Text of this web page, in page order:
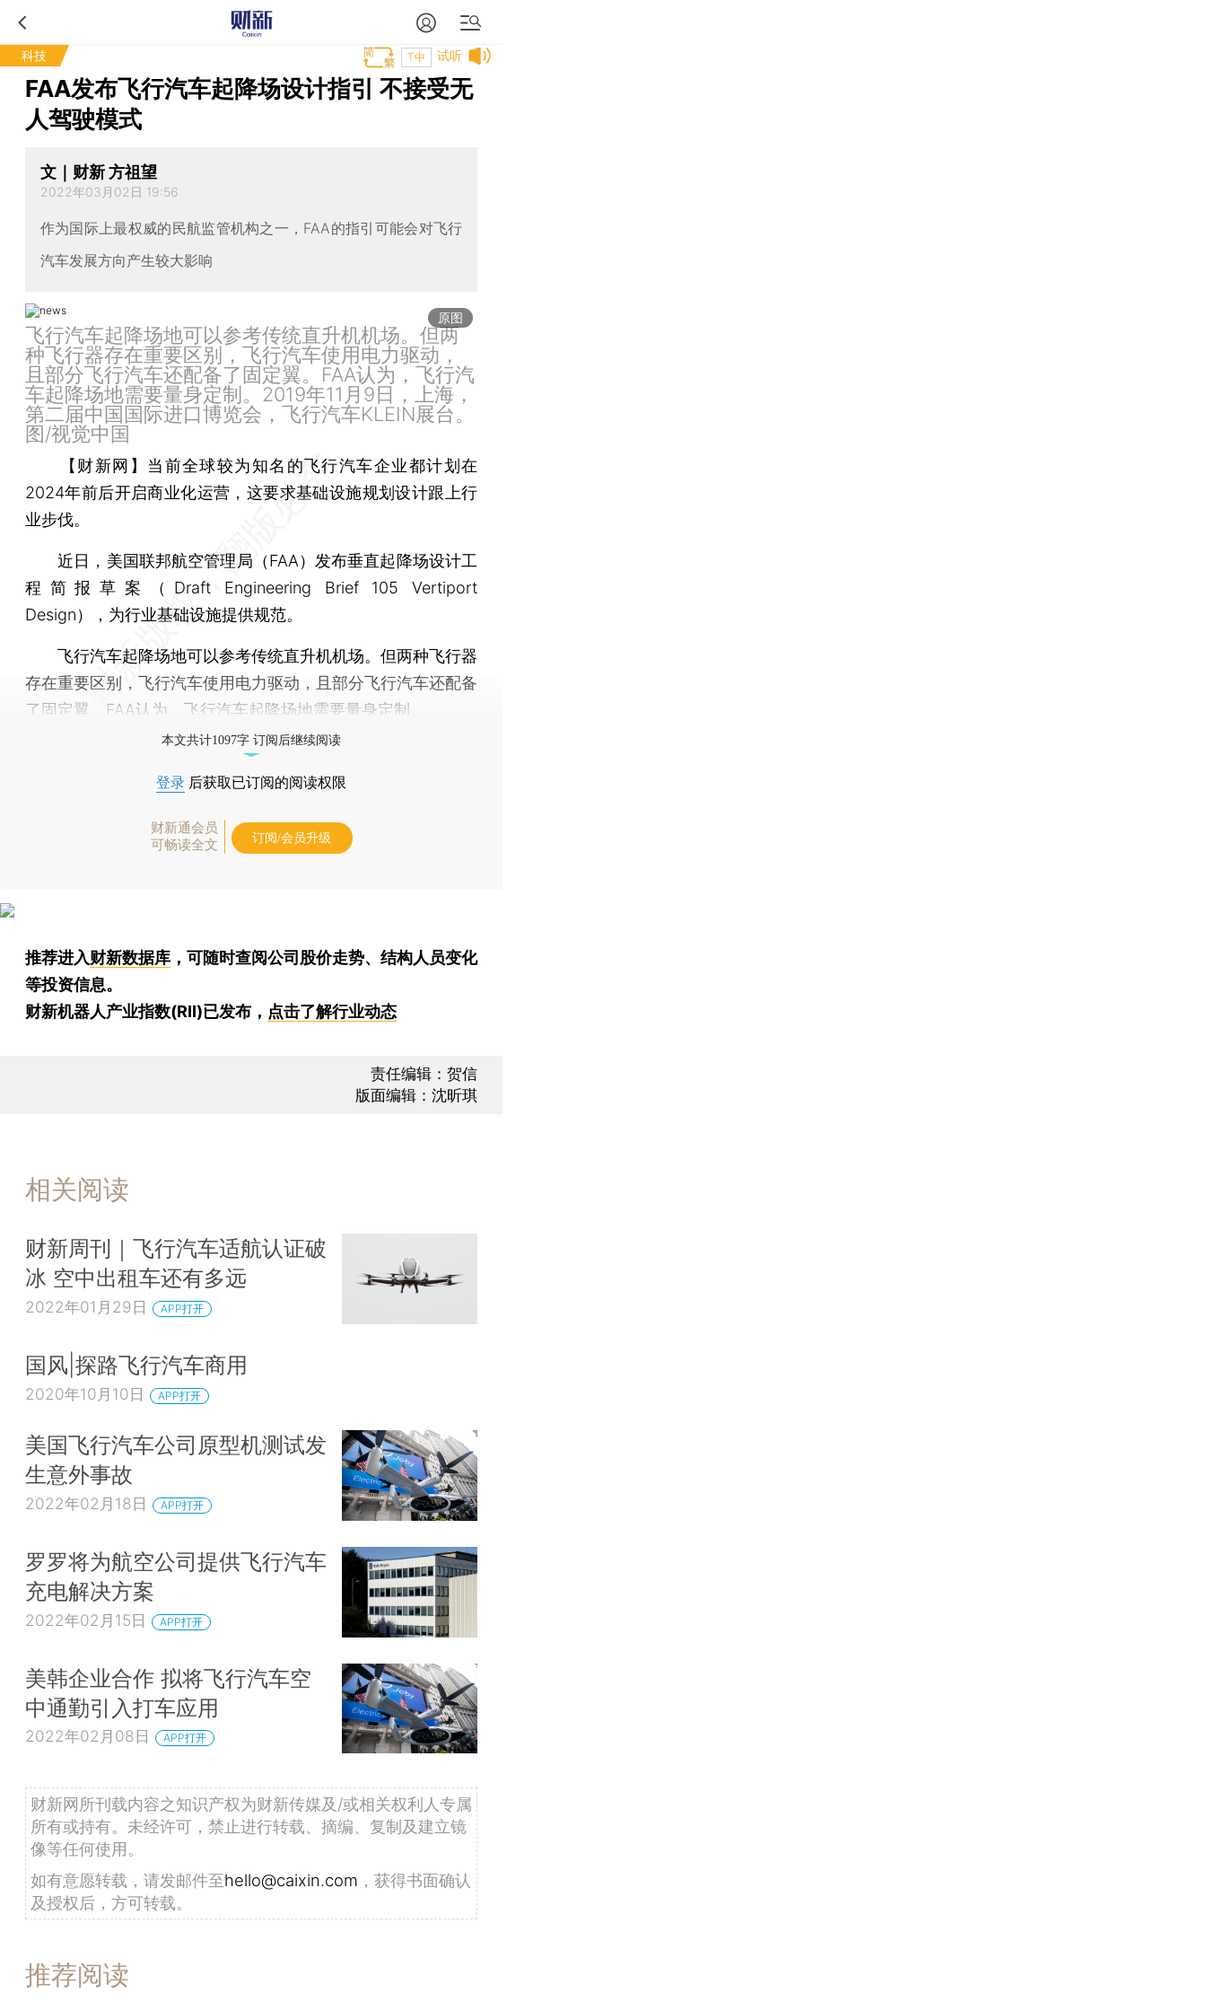
科技 试听
T中
FAA发布飞行汽车起降场设计指引 不接受无
人驾驶模式
文｜财新 方祖望
2022年03月02日 19:56
作为国际上最权威的民航监管机构之一，FAA的指引可能会对飞行
汽车发展方向产生较大影响
原图
飞行汽车起降场地可以参考传统直升机机场。但两
种飞行器存在重要区别，飞行汽车使用电力驱动，
且部分飞行汽车还配备了固定翼。FAA认为，飞行汽
车起降场地需要量身定制。2019年11月9日，上海，
第二届中国国际进口博览会，飞行汽车KLEIN展台。
图/视觉中国
【财新网】 当前全球较为知名的飞行汽车企业都计划在
2024年前后开启商业化运营，这要求基础设施规划设计跟上行
业步伐。
近日，美国联邦航空管理局（FAA）发布垂直起降场设计工
程简报草案（Draft Engineering Brief 105 Vertiport
Design），为行业基础设施提供规范。
飞行汽车起降场地可以参考传统直升机机场。但两种飞行器
存在重要区别，飞行汽车使用电力驱动，且部分飞行汽车还配备
了固定翼。FAA认为，飞行汽车起降场地需要量身定制。
本文共计1097字 订阅后继续阅读
登录 后获取已订阅的阅读权限
财新通会员
可畅读全文
订阅/会员升级
推荐进入财新数据库 ，可随时查阅公司股价走势、结构人员变化
等投资信息。
财新机器人产业指数(RII)已发布， 点击了解行业动态
责任编辑：贺信
版面编辑：沈昕琪
相关阅读
财新周刊｜飞行汽车适航认证破
冰 空中出租车还有多远
2022年01月29日 APP打开
国风|探路飞行汽车商用
2020年10月10日 APP打开
美国飞行汽车公司原型机测试发
生意外事故
2022年02月18日 APP打开
罗罗将为航空公司提供飞行汽车
充电解决方案
2022年02月15日 APP打开
美韩企业合作 拟将飞行汽车空
中通勤引入打车应用
2022年02月08日 APP打开
财新网所刊载内容之知识产权为财新传媒及/或相关权利人专属
所有或持有。未经许可，禁止进行转载、摘编、复制及建立镜
像等任何使用。
如有意愿转载，请发邮件至hello@caixin.com ，获得书面确认
及授权后，方可转载。
推荐阅读